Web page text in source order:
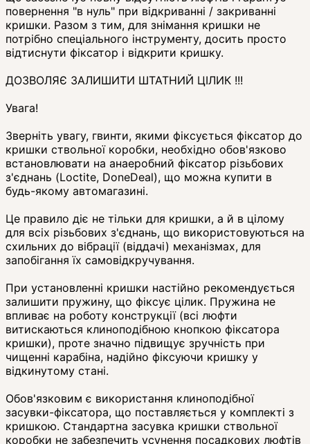
повернення "в нуль" при відкриванні / закриванні
кришки. Разом з тим, для знімання кришки не
потрібно спеціального інструменту, досить просто
відтиснути фіксатор і відкрити кришку.
ДОЗВОЛЯЄ ЗАЛИШИТИ ШТАТНИЙ ЦІЛИК !!!
Увага!
Зверніть увагу, гвинти, якими фіксується фіксатор до
кришки ствольної коробки, необхідно обов'язково
встановлювати на анаеробний фіксатор різьбових
з'єднань (Loctite, DoneDeal), що можна купити в
будь-якому автомагазині.
Це правило діє не тільки для кришки, а й в цілому
для всіх різьбових з'єднань, що використовуються на
схильних до вібрації (віддачі) механізмах, для
запобігання їх самовідкручування.
При установленні кришки настійно рекомендується
залишити пружину, що фіксує цілик. Пружина не
впливає на роботу конструкції (всі люфти
витискаються клиноподібною кнопкою фіксатора
кришки), проте значно підвищує зручність при
чищенні карабіна, надійно фіксуючи кришку у
відкинутому стані.
Обов'язковим є використання клиноподібної
засувки-фіксатора, що поставляється у комплекті з
кришкою. Стандартна засувка кришки ствольної
коробки не забезпечить усунення посадкових люфтів